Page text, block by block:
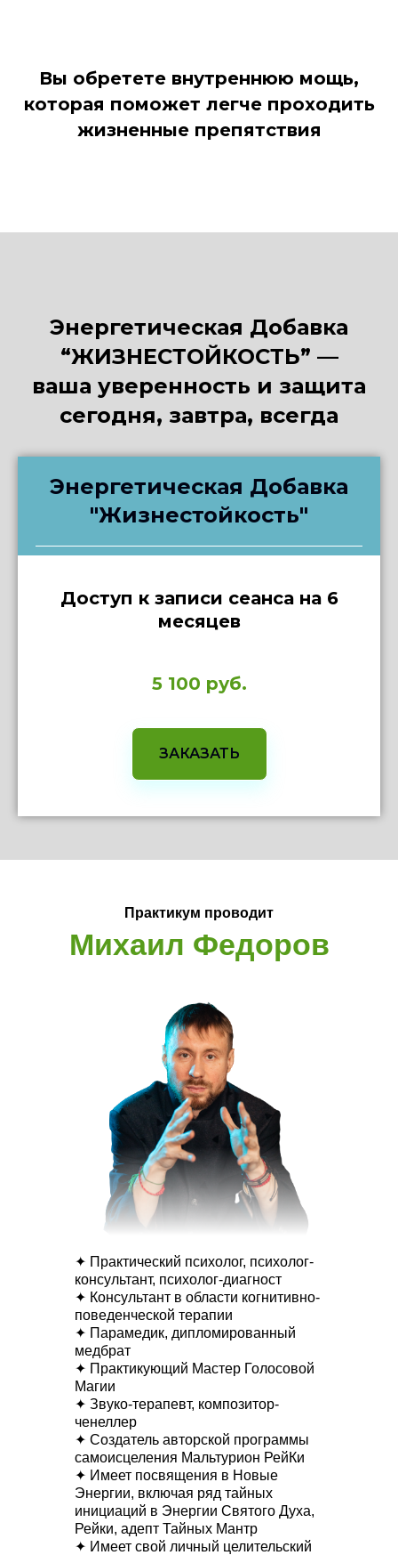
Вы обретете внутреннюю мощь,
которая поможет легче проходить
жизненные препятствия
Энергетическая Добавка
“ЖИЗНЕСТОЙКОСТЬ” —
ваша уверенность и защита
сегодня, завтра, всегда
Энергетическая Добавка
"Жизнестойкость"
Доступ к записи сеанса на 6
месяцев
5 100 руб.
ЗАКАЗАТЬ
Михаил Федоров
✦ Практический психолог, психолог-
консультант, психолог-диагност
✦ Консультант в области когнитивно-
поведенческой терапии
✦ Парамедик, дипломированный
медбрат
✦ Практикующий Мастер Голосовой
Магии
✦ Звуко-терапевт, композитор-
ченеллер
✦ Создатель авторской программы
самоисцеления Мальтурион РейКи
✦ Имеет посвящения в Новые
Энергии, включая ряд тайных
инициаций в Энергии Святого Духа,
Рейки, адепт Тайных Мантр
✦ Имеет свой личный целительский
Практикум проводит